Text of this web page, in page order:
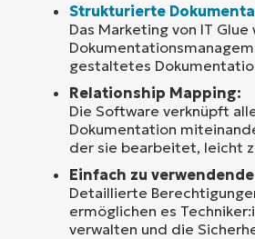
Strukturierte
Das Marketing von IT
gestaltetes
Relationship Mapping:
Die Software verknüpft
Dokumentation
der sie bearbeitet, leicht
Einfach zu
Detaillierte
ermöglichen es
verwalten und die